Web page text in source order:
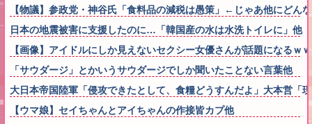
【物議】参政党・神谷氏「食料品の減税は愚策」←じゃあ他にどん
日本の地震被害に支援したのに…「韓国産の水は水洗トイレに」他
【画像】アイドルにしか見えないセクシー女優さんが話題になるｗ
「サウダージ」とかいうサウダージでしか聞いたことない言葉他
大日本帝国陸軍「侵攻できたとして、食糧どうすんだよ」大本営「
【ウマ娘】セイちゃんとアイちゃんの作接皆カプ他